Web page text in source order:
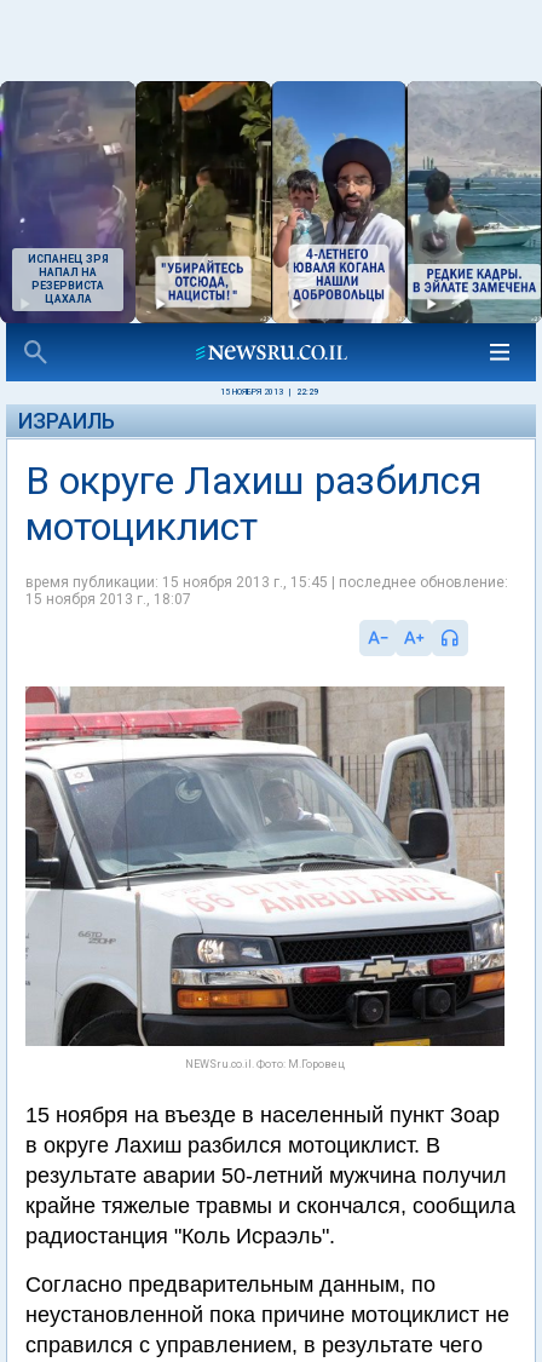
ИСПАНЕЦ ЗРЯ
НАПАЛ НА
РЕЗЕРВИСТА
ЦАХАЛА
15 НОЯБРЯ 2013 22:29
ИЗРАИЛЬ
В округе Лахиш разбился
мотоциклист
время публикации: 15 ноября 2013 г., 15:45 | последнее обновление:
15 ноября 2013 г., 18:07
NEWSru.co.il. Фото: М.Горовец
15 ноября на въезде в населенный пункт Зоар
в округе Лахиш разбился мотоциклист. В
результате аварии 50-летний мужчина получил
крайне тяжелые травмы и скончался, сообщила
радиостанция "Коль Исраэль".
Согласно предварительным данным, по
неустановленной пока причине мотоциклист не
справился с управлением, в результате чего